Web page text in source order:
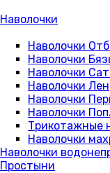
Наволочки
Наволочки
Наволочки
Наволочки
Наволочки Лен
Наволочки
Наволочки
Трикотажные
Наволочки
Наволочки
Простыни